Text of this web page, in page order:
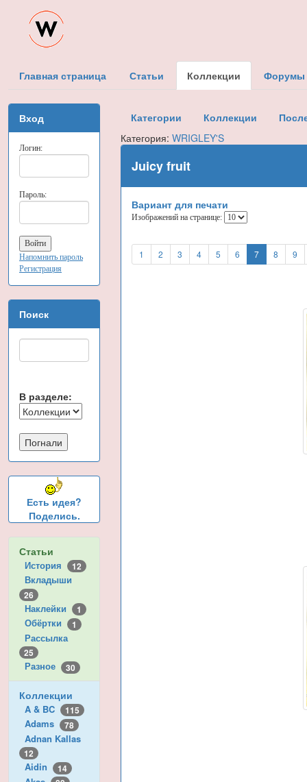
Главная страница Статьи Коллекции Форумы
Вход
Логин:
Пароль:
Напомнить пароль
Регистрация
Поиск
В разделе:
Есть идея?
Поделись.
Статьи
История 12
Вкладыши
26
Наклейки 1
Обёртки 1
Рассылка
25
Разное 30
Коллекции
A & BC 115
Adams 78
Adnan Kallas
12
Aidin 14
Категории Коллекции
Категория:WRIGLEY'S
Juicy fruit
Вариант для печати
Изображений на странице:
1 2 3 4 5 6 7 8 9